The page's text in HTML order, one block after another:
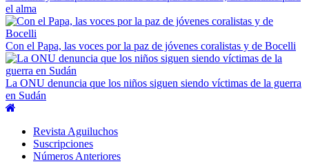
el alma
Con el Papa, las voces por la paz de jóvenes coralistas y de Bocelli
La ONU denuncia que los niños siguen siendo víctimas de la guerra
en Sudán
Revista Aguiluchos
Suscripciones
Números Anteriores